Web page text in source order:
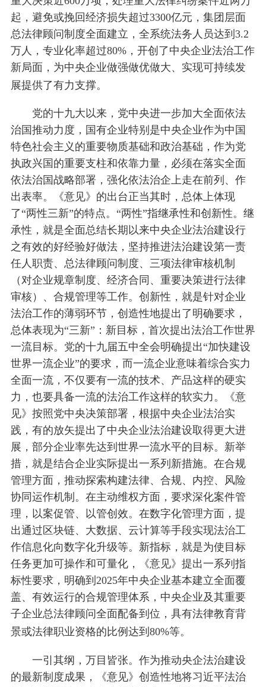
起，避免或挽回经济损失超过3300亿元，集团层面
总法律顾问制度全面建立，全系统法务人员达到3.2
万人，专业化率超过80%，开创了中央企业法治工作
新局面，为中央企业做强做优做大、实现可持续发
展提供了有力支撑。
党的十九大以来，党中央进一步加大全面依法
治国推动力度，国有企业特别是中央企业作为中国
特色社会主义的重要物质基础和政治基础，作为党
执政兴国的重要支柱和依靠力量，必须在落实全面
依法治国战略部署，强化依法治企上走在前列、作
出表率。《意见》的出台正当其时，总体上体现
了“两性三新”的特点。“两性”指继承性和创新性。继
承性，就是全面总结长期以来中央企业法治建设行
之有效的好经验好做法，坚持推进法治建设第一责
任人职责、总法律顾问制度、三项法律审核机制
（对企业规章制度、经济合同、重要决策进行法律
审核）、合规管理等工作。创新性，就是针对企业
法治工作的薄弱环节，创造性地提出了明确要求，
总体表现为“三新”：新目标，首次提出法治工作世界
一流目标。党的十九届五中全会明确提出“加快建设
世界一流企业”的要求，而一流企业意味着综合实力
全面一流，不仅要有一流的技术、产品这样的硬实
力，也要具备一流的法治工作这样的软实力。《意
见》按照党中央决策部署，根据中央企业法治实
践，有的放矢提出了中央企业法治建设取得更大进
展，部分企业率先达到世界一流水平的目标。新举
措，就是结合企业实际提出一系列新措施。在合规
管理方面，推动探索构建法律、合规、内控、风险
协同运作机制。在主动维权方面，要求深化案件管
理，以案促管、以管创效。在数字化管理方面，提
出通过区块链、大数据、云计算等手段实现法治工
作信息化向数字化升级等。新指标，就是为使目标
任务更加可操作和可量化，《意见》提出一系列指
标性要求，明确到2025年中央企业基本建立全面覆
盖、有效运行的合规管理体系，中央企业及其重要
子企业总法律顾问全面配备到位，具有法律教育背
景或法律职业资格的比例达到80%等。
一引其纲，万目皆张。作为推动央企法治建设
的最新制度成果，《意见》创造性地将习近平法治